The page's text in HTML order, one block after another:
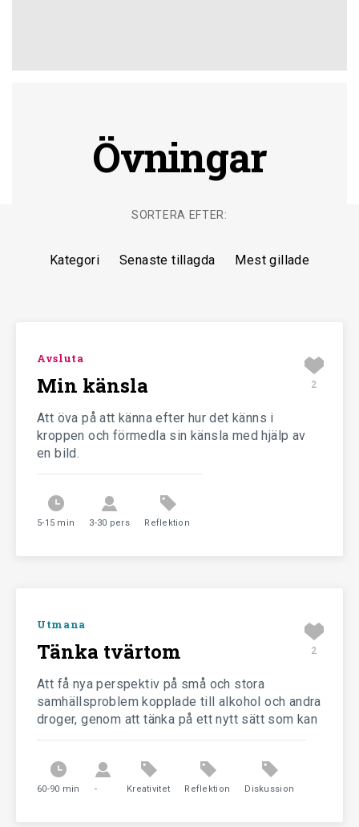
Övningar
SORTERA EFTER:
Kategori Senaste tillagda Mest gillade
Avsluta
2
Min känsla
Att öva på att känna efter hur det känns i
kroppen och förmedla sin känsla med hjälp av
en bild.
5-15 min 3-30 pers Reflektion
Utmana
2
Tänka tvärtom
Att få nya perspektiv på små och stora
samhällsproblem kopplade till alkohol och andra
droger, genom att tänka på ett nytt sätt som kan
ge kreativa idéer i frågor där man tidigare kört
60-90 min - Kreativitet Reflektion Diskussion